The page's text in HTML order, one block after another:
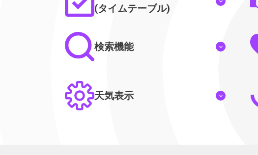
(タイムテーブル)
検索機能
天気表示